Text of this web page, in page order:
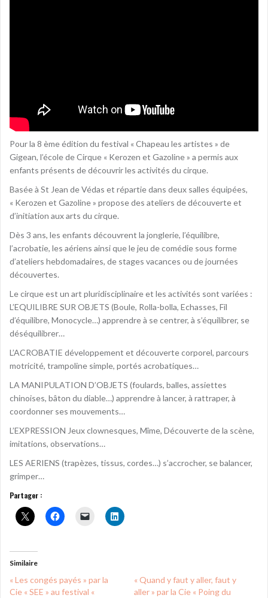
Pour la 8 ème édition du festival « Chapeau les artistes » de
Gigean, l’école de Cirque « Kerozen et Gazoline » a permis aux
enfants présents de découvrir les activités du cirque.
Basée à St Jean de Védas et répartie dans deux salles équipées,
« Kerozen et Gazoline » propose des ateliers de découverte et
d’initiation aux arts du cirque.
Dès 3 ans, les enfants découvrent la jonglerie, l’équilibre,
l’acrobatie, les aériens ainsi que le jeu de comédie sous forme
d’ateliers hebdomadaires, de stages vacances ou de journées
découvertes.
Le cirque est un art pluridisciplinaire et les activités sont variées :
L’EQUILIBRE SUR OBJETS (Boule, Rolla-bolla, Echasses, Fil
d’équilibre, Monocycle…) apprendre à se centrer, à s’équilibrer, se
déséquilibrer…
L’ACROBATIE développement et découverte corporel, parcours
motricité, trampoline simple, portés acrobatiques…
LA MANIPULATION D’OBJETS (foulards, balles, assiettes
chinoises, bâton du diable…) apprendre à lancer, à rattraper, à
coordonner ses mouvements…
L’EXPRESSION Jeux clownesques, Mîme, Découverte de la scène,
imitations, observations…
LES AERIENS (trapèzes, tissus, cordes…) s’accrocher, se balancer,
grimper…
Partager :
Similaire
« Les congés payés » par la
Cie « SEE » au festival «
« Quand y faut y aller, faut y
aller » par la Cie « Poing du